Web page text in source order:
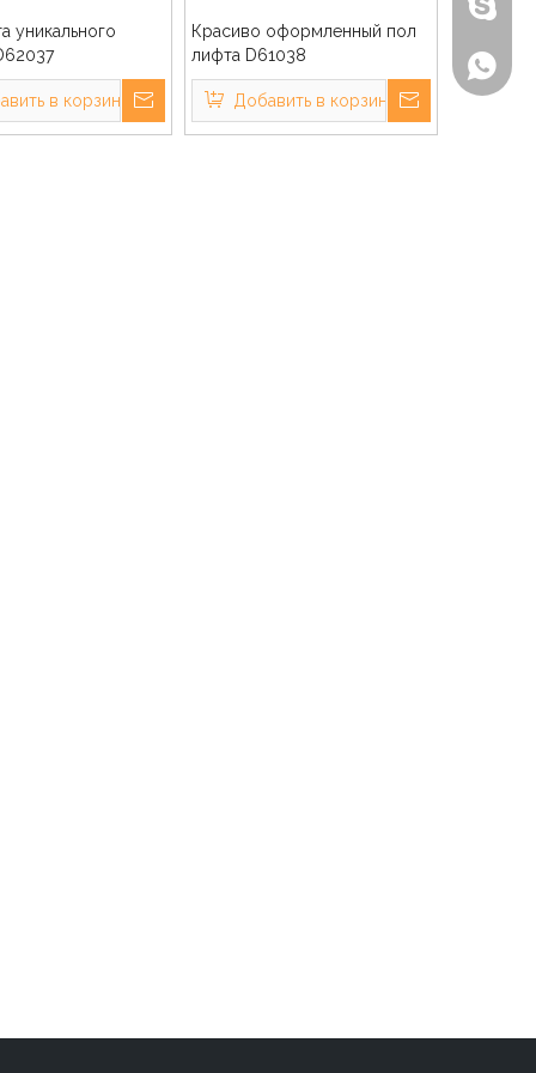
уникального
в корзину
Красиво оформленный пол
лифта D61038
Добавить в корзину
+86-